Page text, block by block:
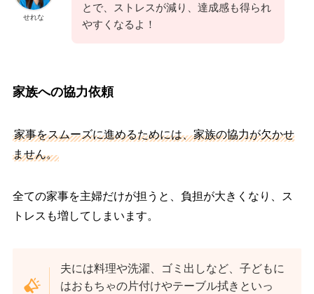
せれな
とで、ストレスが減り、達成感も得られ
やすくなるよ！
家族への協力依頼
家事をスムーズに進めるためには、家族の協力が欠かせ
ません。
全ての家事を主婦だけが担うと、負担が大きくなり、ス
トレスも増してしまいます。
夫には料理や洗濯、ゴミ出しなど、子どもに
はおもちゃの片付けやテーブル拭きといっ